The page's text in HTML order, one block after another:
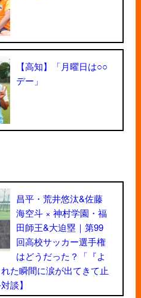
【高知】「月曜日は○○
デー」
昌平・荒井悠汰&佐藤
海空斗 × 神村学園・福
田師王&大迫塁｜第99
回高校サッカー選手権
はどうだった？「『よ
た瞬間に涙が出てきて止
談】